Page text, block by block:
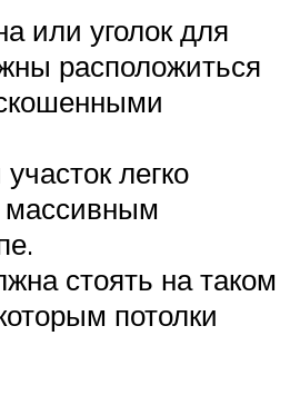
или уголок для
расположиться
легко
массивным
стоять на таком
потолки